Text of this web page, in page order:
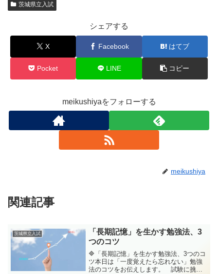
茨城県立入試
シェアする
X Facebook はてブ
Pocket LINE コピー
meikushiyaをフォローする
meikushiya
関連記事
茨城県立入試
「長期記憶」を生かす勉強法、3
つのコツ
🔷「長期記憶」を生かす勉強法、3つのコ
ツ本日は「一度覚えたら忘れない」勉強
法のコツをお伝えします。 試験に挑む